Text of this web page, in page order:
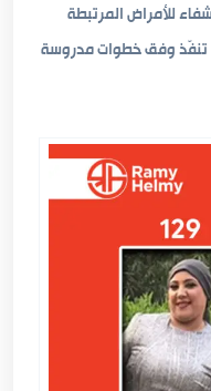
للأمراض المرتبطة
تُنفّذ وفق خطوات مدروسة